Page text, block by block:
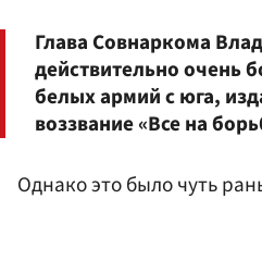
Глава Совнаркома
действительно очень
белых армий с юга,
воззвание «Все на
Однако это было чуть